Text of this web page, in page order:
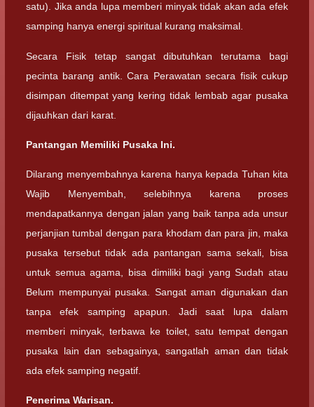
satu). Jika anda lupa memberi minyak tidak akan ada efek
samping hanya energi spiritual kurang maksimal.
Secara Fisik tetap sangat dibutuhkan terutama bagi
pecinta barang antik. Cara Perawatan secara fisik cukup
disimpan ditempat yang kering tidak lembab agar pusaka
dijauhkan dari karat.
Pantangan Memiliki Pusaka Ini.
Dilarang menyembahnya karena hanya kepada Tuhan kita
Wajib Menyembah, selebihnya karena proses
mendapatkannya dengan jalan yang baik tanpa ada unsur
perjanjian tumbal dengan para khodam dan para jin, maka
pusaka tersebut tidak ada pantangan sama sekali, bisa
untuk semua agama, bisa dimiliki bagi yang Sudah atau
Belum mempunyai pusaka. Sangat aman digunakan dan
tanpa efek samping apapun. Jadi saat lupa dalam
memberi minyak, terbawa ke toilet, satu tempat dengan
pusaka lain dan sebagainya, sangatlah aman dan tidak
ada efek samping negatif.
Penerima Warisan.